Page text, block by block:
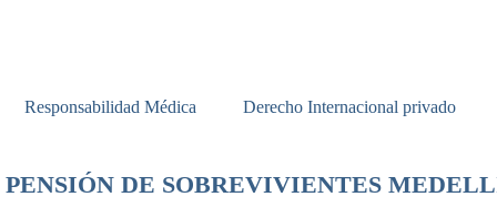
Responsabilidad Médica Derecho Internacional privado
PENSIÓN DE SOBREVIVIENTES